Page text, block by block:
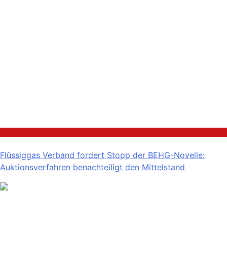
Flüssiggas Verband fordert Stopp der BEHG-Novelle:
Auktionsverfahren benachteiligt den Mittelstand